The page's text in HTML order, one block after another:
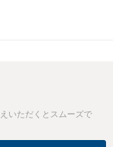
いただくとスムーズで